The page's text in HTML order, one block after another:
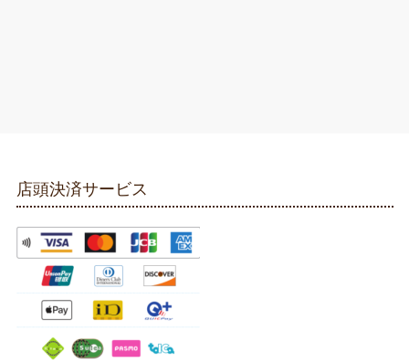
店頭決済サービス